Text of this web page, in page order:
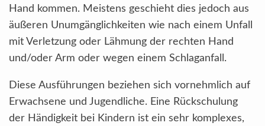
Hand kommen. Meistens geschieht dies jedoch aus
äußeren Unumgänglichkeiten wie nach einem Unfall
mit Verletzung oder Lähmung der rechten Hand
und/oder Arm oder wegen einem Schlaganfall.
Diese Ausführungen beziehen sich vornehmlich auf
Erwachsene und Jugendliche. Eine Rückschulung
der Händigkeit bei Kindern ist ein sehr komplexes,